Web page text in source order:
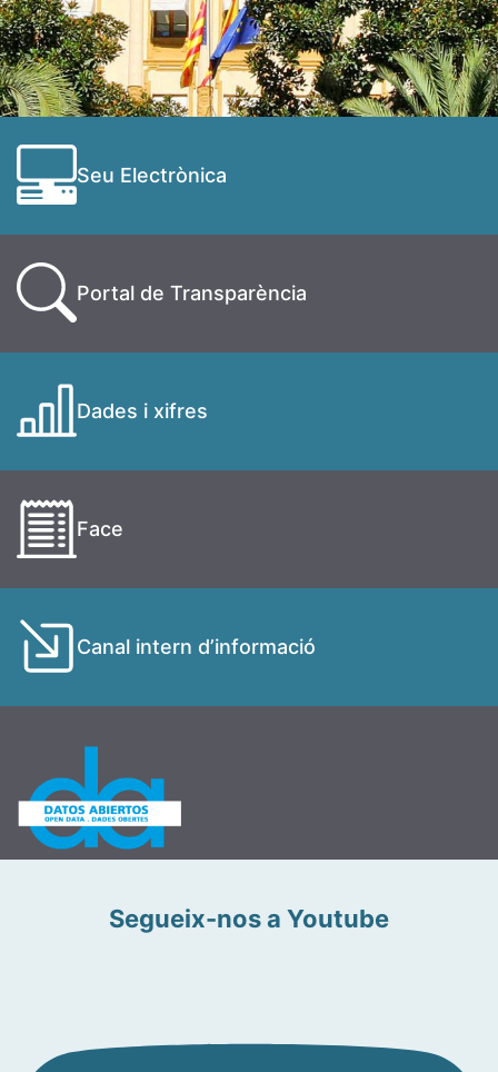
Seu Electrònica
Portal de Transparència
Dades i xifres
Face
Canal intern d’informació
Segueix-nos a Youtube